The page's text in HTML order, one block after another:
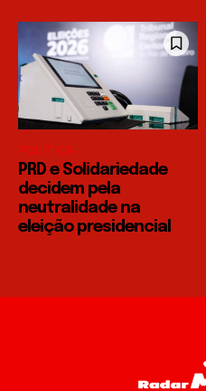
POLÍTICA
PRD e Solidariedade
decidem pela
neutralidade na
eleição presidencial